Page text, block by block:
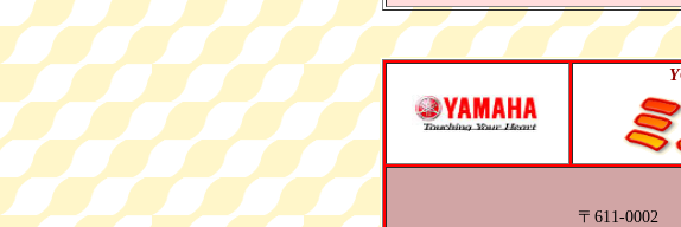
〒611-0002